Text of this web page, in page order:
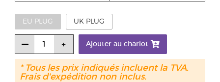
EU PLUG UK PLUG
Ajouter au chariot
* Tous les prix indiqués incluent la TVA.
Frais d'expédition non inclus.